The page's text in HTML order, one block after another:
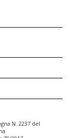
N. 2237 del